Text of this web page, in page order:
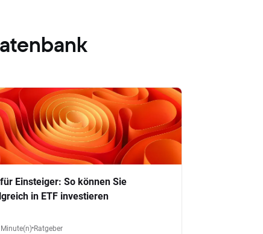
Einsteiger: So können Sie
in ETF investieren
Ratgeber